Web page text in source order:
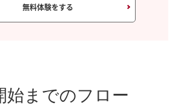
無料体験をする
始までのフロー